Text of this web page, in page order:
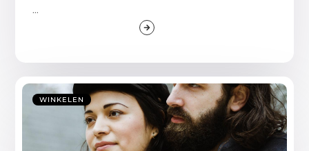
...
WINKELEN